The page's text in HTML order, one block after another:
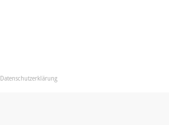
Datenschutzerklärung